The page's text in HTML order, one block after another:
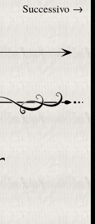
Successivo →